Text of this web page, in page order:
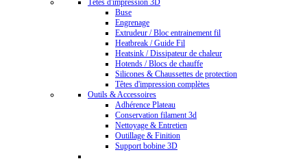
Têtes d'impression 3D
Buse
Engrenage
Extrudeur / Bloc entrainement fil
Heatbreak / Guide Fil
Heatsink / Dissipateur de chaleur
Hotends / Blocs de chauffe
Silicones & Chaussettes de protection
Têtes d'impression complètes
Outils & Accessoires
Adhérence Plateau
Conservation filament 3d
Nettoyage & Entretien
Outillage & Finition
Support bobine 3D